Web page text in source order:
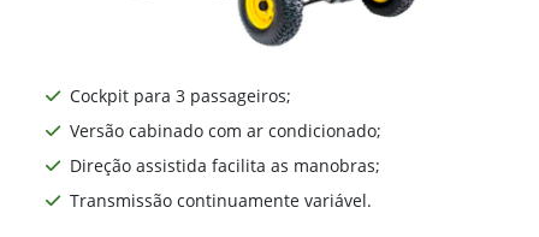
Cockpit para 3 passageiros;
Versão cabinado com ar condicionado;
Direção assistida facilita as manobras;
Transmissão continuamente variável.